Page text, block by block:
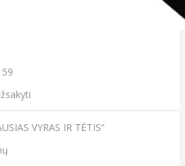
VYRAS IR TĖTIS“